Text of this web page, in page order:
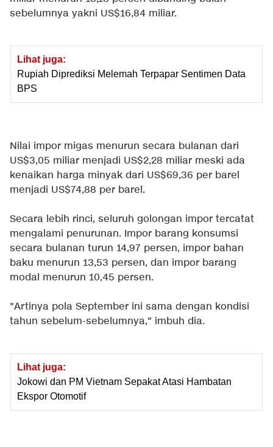
sebelumnya yakni US$16,84 miliar.
Lihat juga:
Rupiah Diprediksi Melemah Terpapar Sentimen Data
BPS
Nilai impor migas menurun secara bulanan dari
US$3,05 miliar menjadi US$2,28 miliar meski ada
kenaikan harga minyak dari US$69,36 per barel
menjadi US$74,88 per barel.
Secara lebih rinci, seluruh golongan impor tercatat
mengalami penurunan. Impor barang konsumsi
secara bulanan turun 14,97 persen, impor bahan
baku menurun 13,53 persen, dan impor barang
modal menurun 10,45 persen.
"Artinya pola September ini sama dengan kondisi
tahun sebelum-sebelumnya," imbuh dia.
Lihat juga:
Jokowi dan PM Vietnam Sepakat Atasi Hambatan
Ekspor Otomotif